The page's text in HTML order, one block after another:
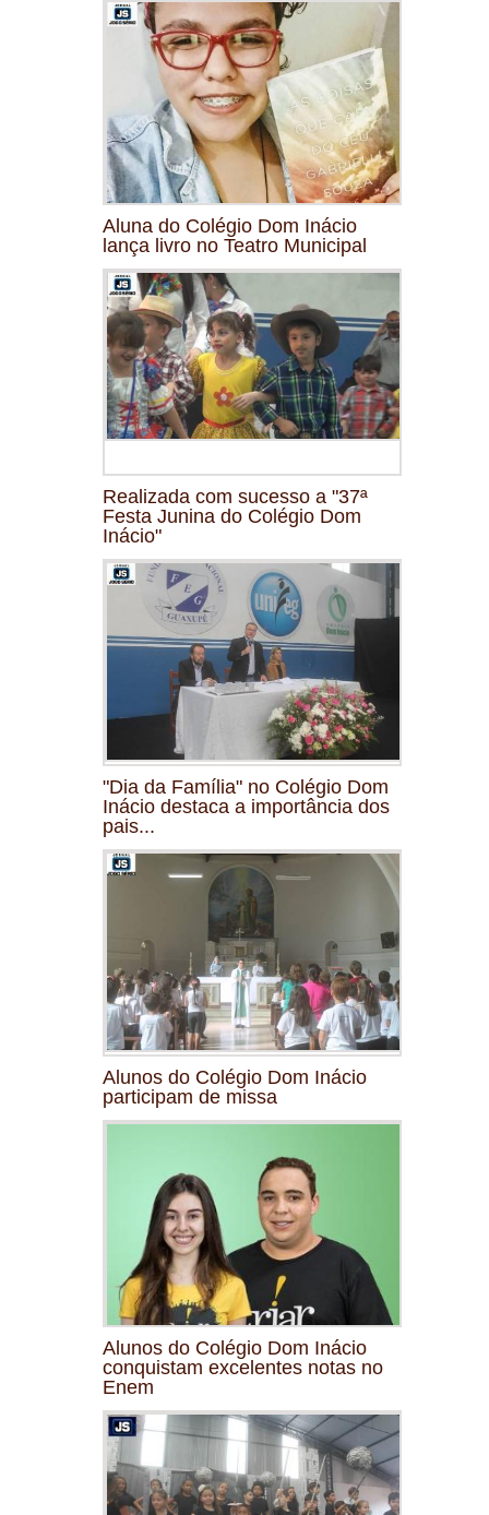
Aluna do Colégio Dom Inácio
lança livro no Teatro Municipal
Realizada com sucesso a "37ª
Festa Junina do Colégio Dom
Inácio"
"Dia da Família" no Colégio Dom
Inácio destaca a importância dos
pais...
Alunos do Colégio Dom Inácio
participam de missa
Alunos do Colégio Dom Inácio
conquistam excelentes notas no
Enem